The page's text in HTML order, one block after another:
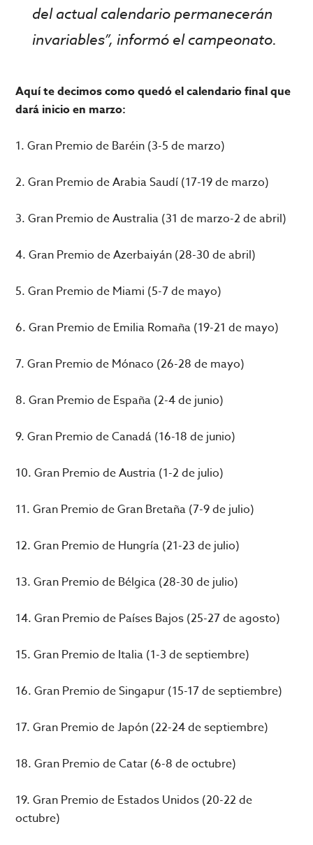
del actual calendario permanecerán
invariables”, informó el campeonato.
Aquí te decimos como quedó el calendario final que
dará inicio en marzo:
1. Gran Premio de Baréin (3-5 de marzo)
2. Gran Premio de Arabia Saudí (17-19 de marzo)
3. Gran Premio de Australia (31 de marzo-2 de abril)
4. Gran Premio de Azerbaiyán (28-30 de abril)
5. Gran Premio de Miami (5-7 de mayo)
6. Gran Premio de Emilia Romaña (19-21 de mayo)
7. Gran Premio de Mónaco (26-28 de mayo)
8. Gran Premio de España (2-4 de junio)
9. Gran Premio de Canadá (16-18 de junio)
10. Gran Premio de Austria (1-2 de julio)
11. Gran Premio de Gran Bretaña (7-9 de julio)
12. Gran Premio de Hungría (21-23 de julio)
13. Gran Premio de Bélgica (28-30 de julio)
14. Gran Premio de Países Bajos (25-27 de agosto)
15. Gran Premio de Italia (1-3 de septiembre)
16. Gran Premio de Singapur (15-17 de septiembre)
17. Gran Premio de Japón (22-24 de septiembre)
18. Gran Premio de Catar (6-8 de octubre)
19. Gran Premio de Estados Unidos (20-22 de
octubre)